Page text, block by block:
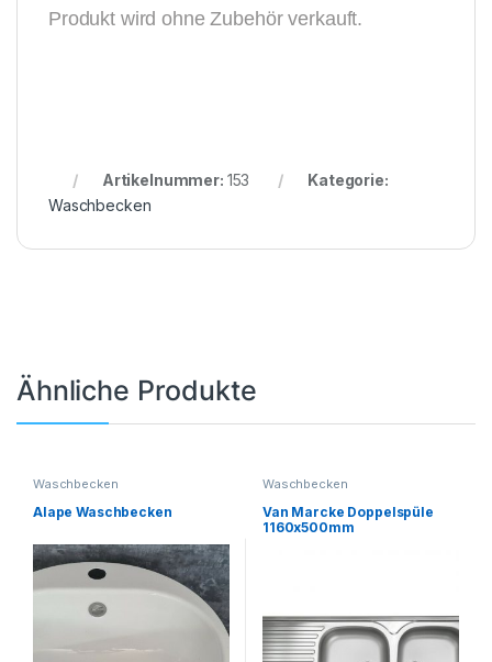
Produkt wird ohne Zubehör verkauft.
Artikelnummer: 153
Kategorie:
Waschbecken
Ähnliche Produkte
Waschbecken
Alape Waschbecken
Waschbecken
Van Marcke Doppelspüle
1160x500mm